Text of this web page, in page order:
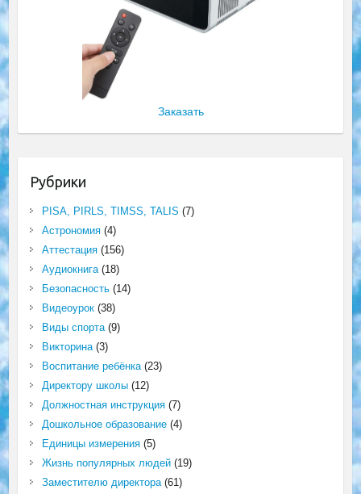
Заказать
Рубрики
PISA, PIRLS, TIMSS, TALIS (7)
Астрономия(4)
Аттестация(156)
Аудиокнига(18)
Безопасность(14)
Видеоурок(38)
Виды спорта(9)
Викторина(3)
Воспитание ребёнка(23)
Директору школы(12)
Должностная инструкция(7)
Дошкольное образование(4)
Единицы измерения(5)
Жизнь популярных людей(19)
Заместителю директора(61)